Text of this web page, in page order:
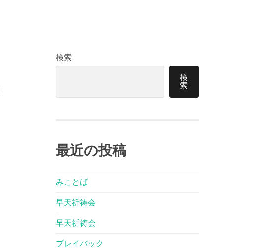
検索
検
索
最近の投稿
みことば
早天祈祷会
早天祈祷会
プレイバック